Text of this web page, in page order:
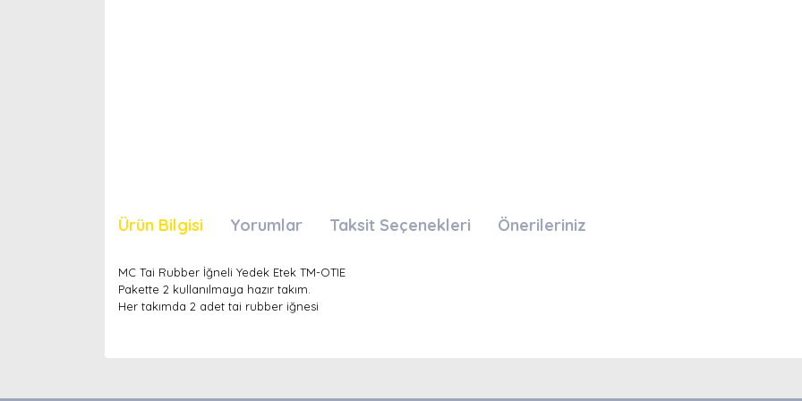
Ürün Bilgisi Yorumlar Taksit Seçenekleri Önerileriniz
MC Tai Rubber İğneli Yedek Etek TM-OTIE
Pakette 2 kullanılmaya hazır takım.
Her takımda 2 adet tai rubber iğnesi